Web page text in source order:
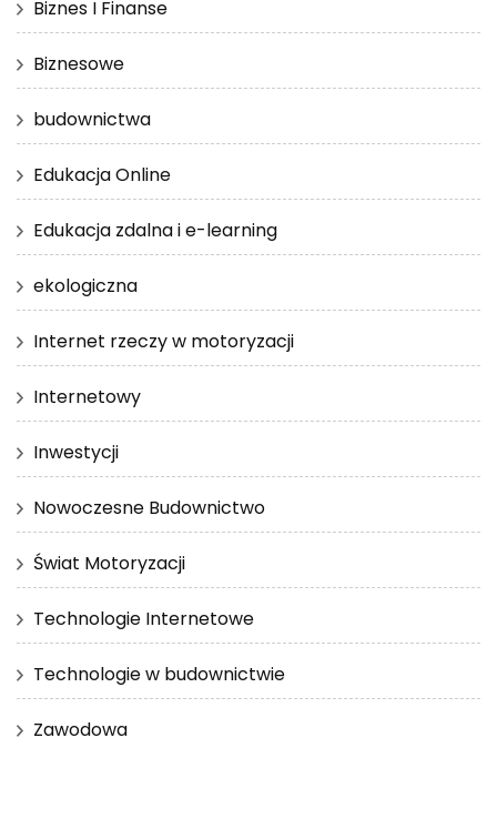
Biznes I Finanse
Biznesowe
budownictwa
Edukacja Online
Edukacja zdalna i e-learning
ekologiczna
Internet rzeczy w motoryzacji
Internetowy
Inwestycji
Nowoczesne Budownictwo
Świat Motoryzacji
Technologie Internetowe
Technologie w budownictwie
Zawodowa